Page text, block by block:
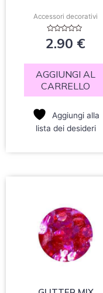
Accessori decorativi
Valutato
0
2.90 €
AGGIUNGI AL
CARRELLO
Aggiungi alla
lista dei desideri